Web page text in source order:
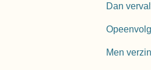
Dan
Men